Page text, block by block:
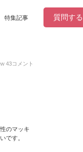
特集記事 質問する
43コメント
のマッキ
です。